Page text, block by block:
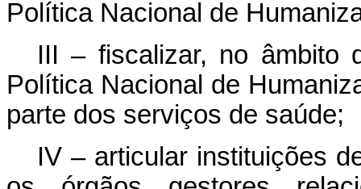
Política Nacional de
III – fiscalizar, no âmbito
Política Nacional de
parte dos serviços de saúde;
IV – articular instituições